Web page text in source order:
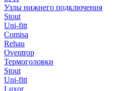
Узлы нижнего подключения
Stout
Uni-fitt
Comisa
Rehau
Oventrop
Термоголовки
Stout
Uni-fitt
Luxor